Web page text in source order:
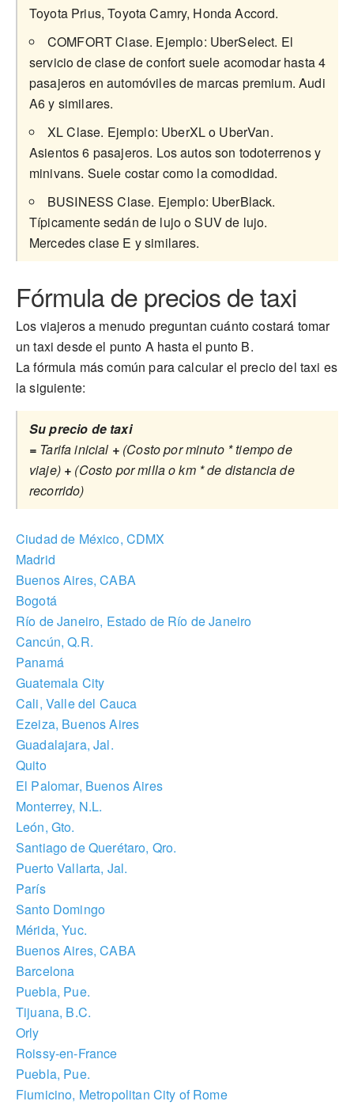
Toyota Prius, Toyota Camry, Honda Accord.
COMFORT Clase. Ejemplo: UberSelect. El
servicio de clase de confort suele acomodar hasta 4
pasajeros en automóviles de marcas premium. Audi
A6 y similares.
XL Clase. Ejemplo: UberXL o UberVan.
Asientos 6 pasajeros. Los autos son todoterrenos y
minivans. Suele costar como la comodidad.
BUSINESS Clase. Ejemplo: UberBlack.
Típicamente sedán de lujo o SUV de lujo.
Mercedes clase E y similares.
Fórmula de precios de taxi
Los viajeros a menudo preguntan cuánto costará tomar
un taxi desde el punto A hasta el punto B.
La fórmula más común para calcular el precio del taxi es
la siguiente:
Su precio de taxi
= Tarifa inicial +(Costo por minuto * tiempo de
viaje) + (Costo por milla o km * de distancia de
recorrido)
Ciudad de México, CDMX
Madrid
Buenos Aires, CABA
Bogotá
Río de Janeiro, Estado de Río de Janeiro
Cancún, Q.R.
Panamá
Guatemala City
Cali, Valle del Cauca
Ezeiza, Buenos Aires
Guadalajara, Jal.
Quito
El Palomar, Buenos Aires
Monterrey, N.L.
León, Gto.
Santiago de Querétaro, Qro.
Puerto Vallarta, Jal.
París
Santo Domingo
Mérida, Yuc.
Buenos Aires, CABA
Barcelona
Puebla, Pue.
Tijuana, B.C.
Orly
Roissy-en-France
Puebla, Pue.
Fiumicino, Metropolitan City of Rome